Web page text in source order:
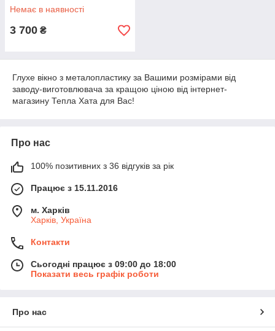
Немає в наявності
3 700 ₴
Глухе вікно з металопластику за Вашими розмірами від
заводу-виготовлювача за кращою ціною від інтернет-
магазину Тепла Хата для Вас!
Про нас
100% позитивних з 36 відгуків за рік
Працює з 15.11.2016
м. Харків
Харків, Україна
Контакти
Сьогодні працює з 09:00 до 18:00
Показати весь графік роботи
Про нас